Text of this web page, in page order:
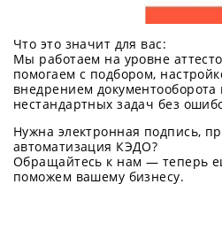
Что это значит для вас:
Мы работаем на уровне
помогаем с подбором,
внедрением
нестандартных задач без
Нужна электронная подпись,
автоматизация КЭДО?
Обращайтесь к нам — теперь
поможем вашему бизнесу.